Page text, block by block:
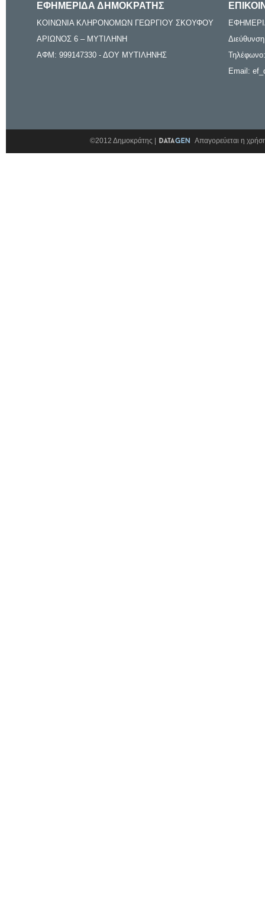
ΕΦΗΜΕΡΙΔΑ ΔΗΜΟΚΡΑΤΗΣ
ΚΟΙΝΩΝΙΑ ΚΛΗΡΟΝΟΜΩΝ ΓΕΩΡΓΙΟΥ ΣΚΟΥΦΟΥ
ΑΡΙΩΝΟΣ 6 – ΜΥΤΙΛΗΝΗ
ΑΦΜ: 999147330 - ΔΟΥ ΜΥΤΙΛΗΝΗΣ
Email:
©2012 Δημοκράτης | Απαγορεύεται η